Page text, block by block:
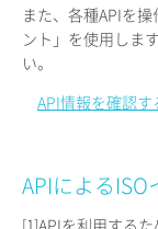
また、各種APIを
ント」を使用しま
い。
API情報を確認す
APIによる
[1]APIを利用するた